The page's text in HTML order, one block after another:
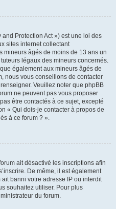
Protection Act ») est une loi des
sites internet collectant
mineurs âgés de moins de 13 ans un
légaux des mineurs concernés.
également aux mineurs âgés de
nous vous conseillons de contacter
Veuillez noter que phpBB
ne peuvent pas vous proposer
être contactés à ce sujet, excepté
« Qui dois-je contacter à propos de
à ce forum ? ».
ait désactivé les inscriptions afin
De même, il est également
banni votre adresse IP ou interdit
souhaitez utiliser. Pour plus
du forum.